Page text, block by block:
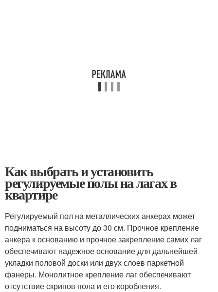
Как выбрать и установить
регулируемые полы на лагах в
квартире
Регулируемый пол на металлических анкерах может
подниматься на высоту до 30 см. Прочное крепление
анкера к основанию и прочное закрепление самих лаг
обеспечивают надежное основание для дальнейшей
укладки половой доски или двух слоев паркетной
фанеры. Монолитное крепление лаг обеспечивают
отсутствие скрипов пола и его коробления.